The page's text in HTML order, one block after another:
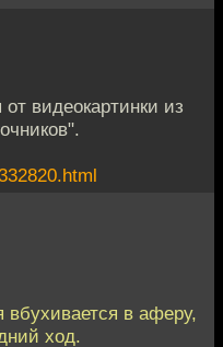
видеокартинки из
в аферу,
ход.